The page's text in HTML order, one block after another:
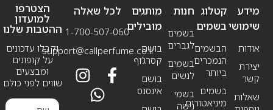
מידע
שימושי
אודות
יצירת
קשר
שאלות
חנות
בשמים
לגברים
בשמים
לנשים
בשמי
נישה
קטלוג
בשמים
הבשמים
הנמכרים
ביותר
בשמים
מיניאטורים
מותגים
מובילים
בושם
קסרג’וף
בושם
אינסנס
לכל שאלה
1-700-507-060
support@callperfume.co.il
הצטרפו
למועדון
ההטבות שלנו
וקבלו עדכונים
על קופונים
ומבצעים
שווים לפני כולם